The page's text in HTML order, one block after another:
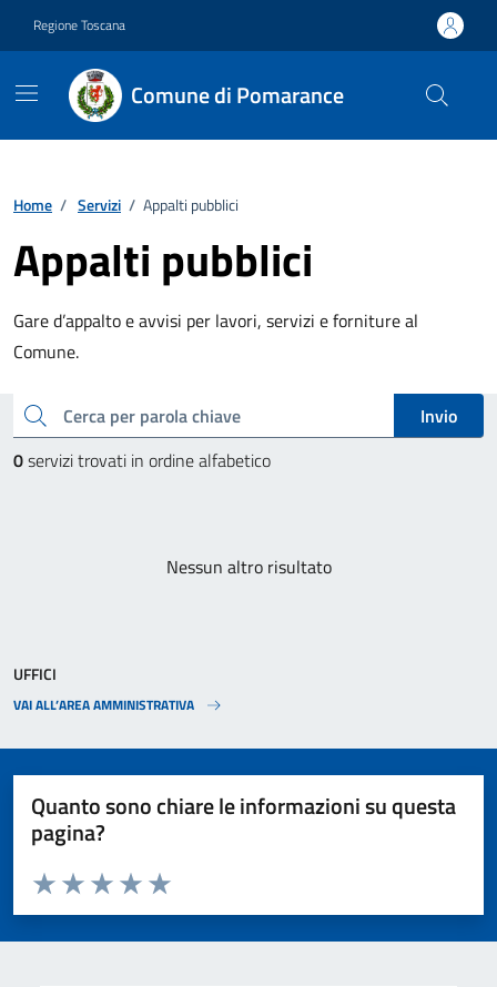
Regione Toscana
Comune di Pomarance
Home / Servizi / Appalti pubblici
Appalti pubblici
Gare d’appalto e avvisi per lavori, servizi e forniture al
Comune.
Esplora tutti i servizi
cerca
Invio
0servizi trovati in ordine alfabetico
Nessun altro risultato
UFFICI
VAI ALL’AREA AMMINISTRATIVA
Quanto sono chiare le informazioni su questa
pagina?
Valuta da 1 a 5 stelle la pagina
Valuta 5 stelle su 5
Valuta 4 stelle su 5
Valuta 3 stelle su 5
Valuta 2 stelle su 5
Valuta 1 stelle su 5